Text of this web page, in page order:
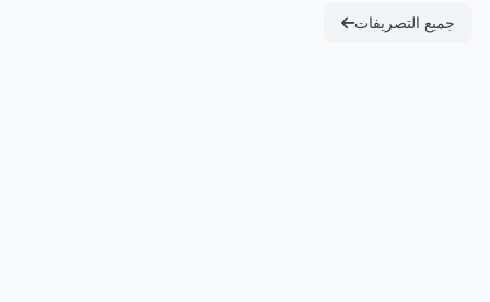
جميع التصريفات